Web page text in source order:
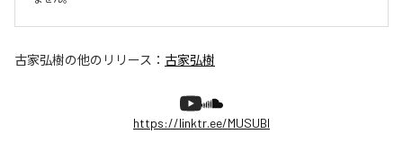
古家弘樹の他のリリース： 古家弘樹
https://linktr.ee/MUSUBI